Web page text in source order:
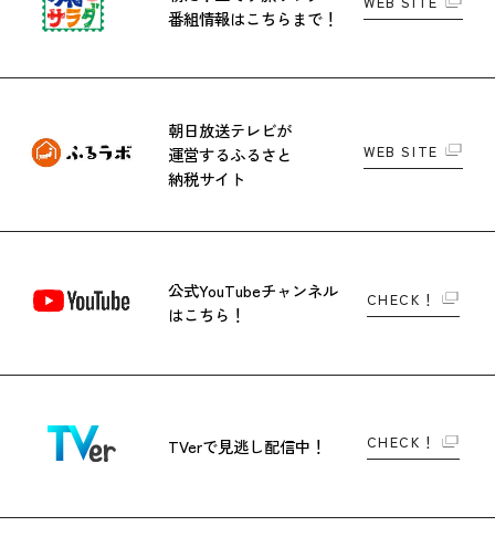
番組情報はこちらまで！
朝日放送テレビが
運営するふるさと
納税サイト
WEB SITE
公式YouTubeチャンネル
はこちら！
CHECK！
TVerで見逃し配信中！ CHECK！